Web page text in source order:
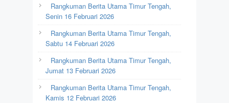
Rangkuman Berita Utama Timur Tengah,
Senin 16 Februari 2026
Rangkuman Berita Utama Timur Tengah,
Sabtu 14 Februari 2026
Rangkuman Berita Utama Timur Tengah,
Jumat 13 Februari 2026
Rangkuman Berita Utama Timur Tengah,
Kamis 12 Februari 2026